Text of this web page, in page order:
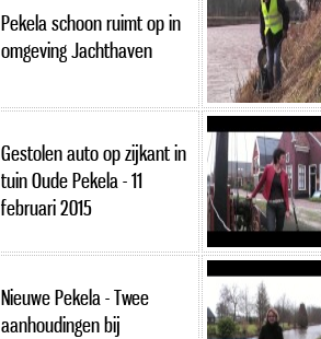
Pekela schoon ruimt op in
omgeving Jachthaven
Gestolen auto op zijkant in
tuin Oude Pekela - 11
februari 2015
Nieuwe Pekela - Twee
aanhoudingen bij